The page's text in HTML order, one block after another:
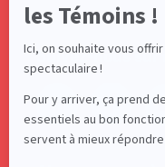
Suivez-nous sur